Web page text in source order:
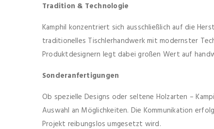
Tradition & Technologie
Kamphil konzentriert sich ausschließlich auf die
traditionelles Tischlerhandwerk mit modernster
Produktdesignern legt dabei großen Wert auf
Sonderanfertigungen
Ob spezielle Designs oder seltene Holzarten –
Auswahl an Möglichkeiten. Die Kommunikation
Projekt reibungslos umgesetzt wird.